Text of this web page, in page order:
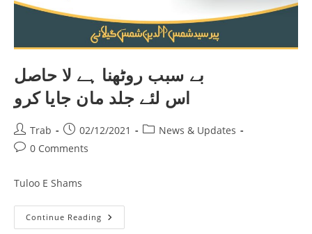
بے سبب روٹھنا ہے لا حاصل
اس لئے جلد مان جایا کرو
Post
author:
Trab
Post
published:
02/12/2021
PostNews & Updates
Post0 Comments
Tuloo E Shams
Continue Reading بے
سبب